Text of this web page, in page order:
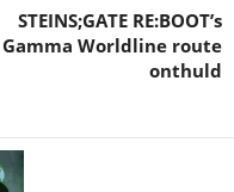
STEINS;GATE RE:BOOT’s
Gamma Worldline route
onthuld